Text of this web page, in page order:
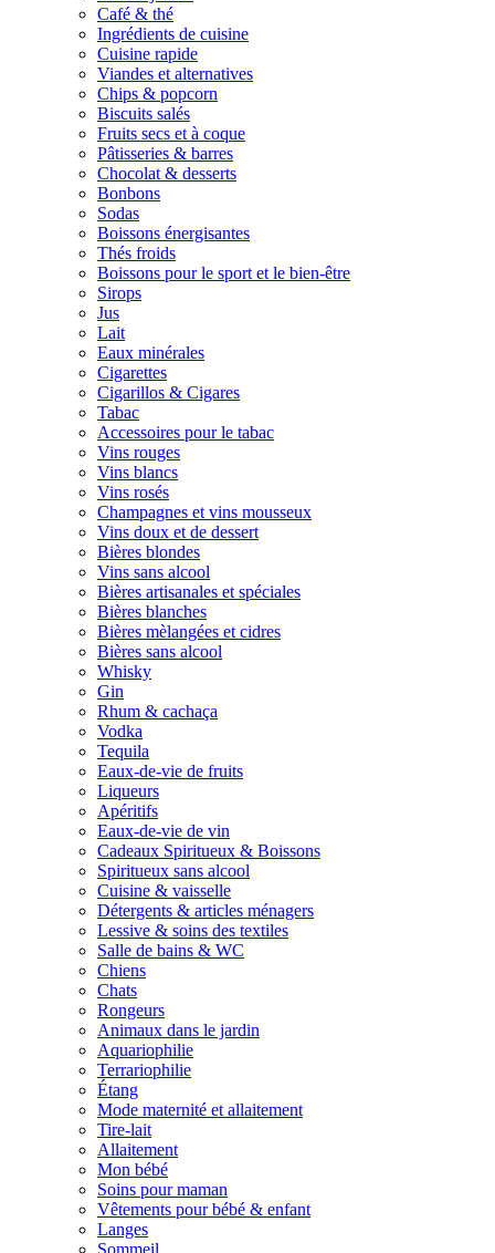
Café & thé
Ingrédients de cuisine
Cuisine rapide
Viandes et alternatives
Chips & popcorn
Biscuits salés
Fruits secs et à coque
Pâtisseries & barres
Chocolat & desserts
Bonbons
Sodas
Boissons énergisantes
Thés froids
Boissons pour le sport et le bien-être
Sirops
Jus
Lait
Eaux minérales
Cigarettes
Cigarillos & Cigares
Tabac
Accessoires pour le tabac
Vins rouges
Vins blancs
Vins rosés
Champagnes et vins mousseux
Vins doux et de dessert
Bières blondes
Vins sans alcool
Bières artisanales et spéciales
Bières blanches
Bières mèlangées et cidres
Bières sans alcool
Whisky
Gin
Rhum & cachaça
Vodka
Tequila
Eaux-de-vie de fruits
Liqueurs
Apéritifs
Eaux-de-vie de vin
Cadeaux Spiritueux & Boissons
Spiritueux sans alcool
Cuisine & vaisselle
Détergents & articles ménagers
Lessive & soins des textiles
Salle de bains & WC
Chiens
Chats
Rongeurs
Animaux dans le jardin
Aquariophilie
Terrariophilie
Étang
Mode maternité et allaitement
Tire-lait
Allaitement
Mon bébé
Soins pour maman
Vêtements pour bébé & enfant
Langes
Sommeil